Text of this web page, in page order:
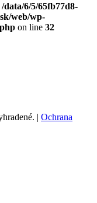
/data/6/5/65fb77d8-
web/wp-
on line 32
| Ochrana